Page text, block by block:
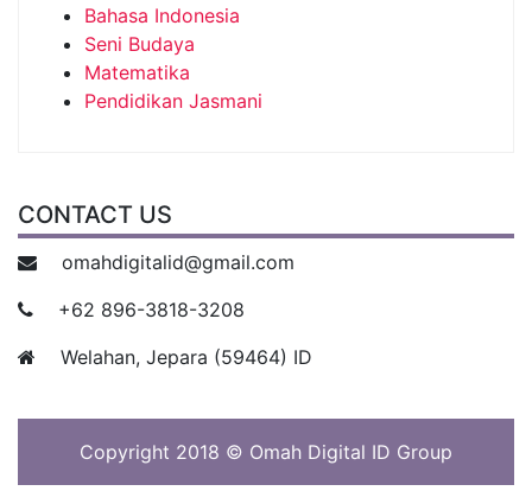
Bahasa Indonesia
Seni Budaya
Matematika
Pendidikan Jasmani
CONTACT US
omahdigitalid@gmail.com
+62 896-3818-3208
Welahan, Jepara (59464) ID
Copyright 2018 © Omah Digital ID Group